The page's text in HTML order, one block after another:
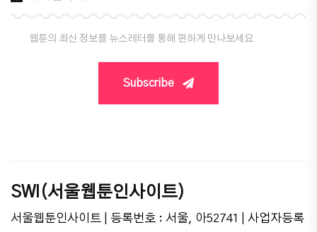
웹툰의 최신 정보를 뉴스레터를 통해 편하게 만나보세요
Subscribe
SWI(서울웹툰인사이트)
서울웹툰인사이트 | 등록번호 : 서울, 아52741 | 사업자등록